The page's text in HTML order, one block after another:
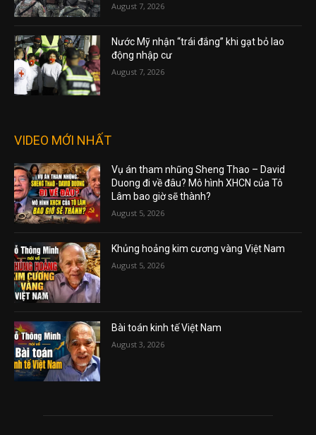
August 7, 2026
Nước Mỹ nhận “trái đắng” khi gạt bỏ lao
động nhập cư
August 7, 2026
VIDEO MỚI NHẤT
Vụ án tham nhũng Sheng Thao – David
Duong đi về đâu? Mô hình XHCN của Tô
Lâm bao giờ sẽ thành?
August 5, 2026
Khủng hoảng kim cương vàng Việt Nam
August 5, 2026
Bài toán kinh tế Việt Nam
August 3, 2026